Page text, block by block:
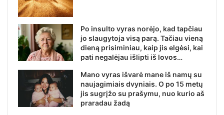
Po insulto vyras norėjo, kad tapčiau
jo slaugytoja visą parą. Tačiau vieną
dieną prisiminiau, kaip jis elgėsi, kai
pati negalėjau išlipti iš lovos…
Mano vyras išvarė mane iš namų su
naujagimiais dvyniais. O po 15 metų
jis sugrįžo su prašymu, nuo kurio aš
praradau žadą